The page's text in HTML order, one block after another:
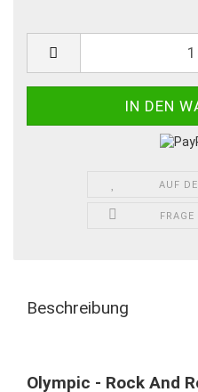
AUF
Beschreibung
Olympic - Rock And